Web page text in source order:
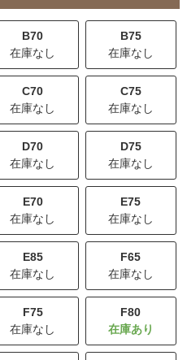
B70
在庫なし
B75
在庫なし
C70
在庫なし
C75
在庫なし
D70
在庫なし
D75
在庫なし
E70
在庫なし
E75
在庫なし
E85
在庫なし
F65
在庫なし
F75
在庫なし
F80